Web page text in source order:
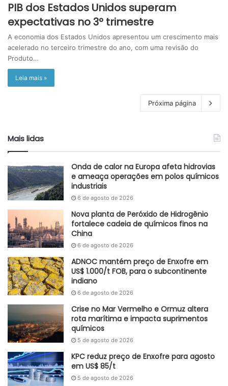
PIB dos Estados Unidos superam
expectativas no 3º trimestre
A economia dos Estados Unidos apresentou um crescimento mais
acelerado no terceiro trimestre do ano, com uma revisão do
Produto…
Leia mais »
Próxima página
Mais lidas
Onda de calor na Europa afeta hidrovias
e ameaça operações em polos químicos
industriais
6 de agosto de 2026
Nova planta de Peróxido de Hidrogênio
fortalece cadeia de químicos finos na
China
6 de agosto de 2026
ADNOC mantém preço de Enxofre em
US$ 1.000/t FOB, para o subcontinente
indiano
6 de agosto de 2026
Crise no Mar Vermelho e Ormuz altera
rota marítima e impacta suprimentos
químicos
5 de agosto de 2026
KPC reduz preço de Enxofre para agosto
em US$ 85/t
5 de agosto de 2026